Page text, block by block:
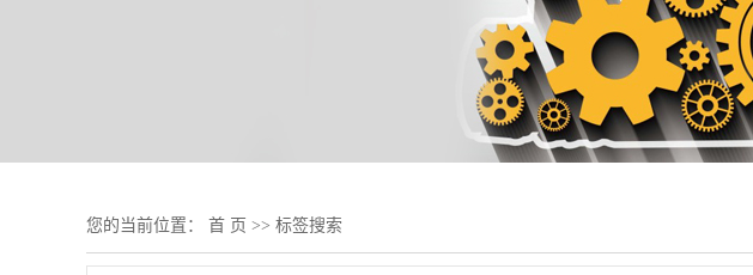
您的当前位置： 首 页 >> 标签搜索